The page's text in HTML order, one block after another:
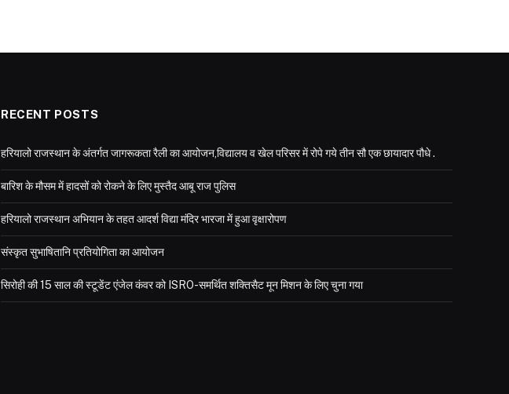
RECENT POSTS
हरियालो राजस्थान के अंतर्गत जागरूकता रैली का आयोजन,विद्यालय व खेल परिसर में रोपे गये तीन सौ एक छायादार पौधे .
बारिश के मौसम में हादसों को रोकने के लिए मुस्तैद आबू राज पुलिस
हरियालो राजस्थान अभियान के तहत आदर्श विद्या मंदिर भारजा में हुआ वृक्षारोपण
संस्कृत सुभाषितानि प्रतियोगिता का आयोजन
सिरोही की 15 साल की स्टूडेंट एंजेल कंवर को ISRO-समर्थित शक्तिसैट मून मिशन के लिए चुना गया